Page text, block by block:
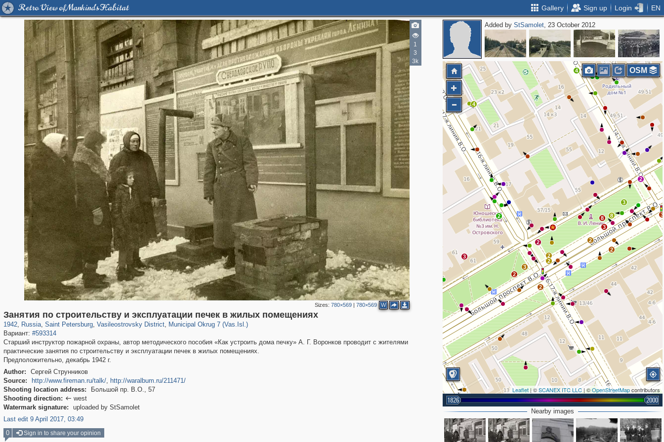
Retro View of Mankind's Habitat Gallery Sign up Login EN
1
3
3k
Sizes: 780×569| 780×569 W
Занятия по строительству и эксплуатации печек в жилых помещениях
1942, Russia
1,407,368 29,248
, Saint Petersburg
197,269 5,714
, Vasileostrovsky District
14,282 482
, Municipal Okrug 7 (Vas.Isl.)
9,208 456
Вариант: #593314
Старший инструктор пожарной охраны, автор методического пособия «Как устроить дома печку» А. Г. Воронков проводит с жителями
практические занятия по строительству и эксплуатации печек в жилых помещениях.
Предположительно, декабрь 1942 г.
Author:
Сергей Струнников
Source:
http://www.fireman.ru/talk/, http://waralbum.ru/211471/
Shooting location address:
Большой пр. В.О., 57
Shooting direction:  west
Watermark signature:
uploaded by StSamolet
Last edit 9 April 2017, 03:49
Added byStSamolet, 23 October 2012
4
2
4
8
8
3
3
3
2
2
2
2
2
2
3
2
3
2
3
2
Leaflet | ©SCANEX ITC LLC | ©OpenStreetMapcontributors
1826 2000
OSM
Nearby images
0 Sign in to share your opinion